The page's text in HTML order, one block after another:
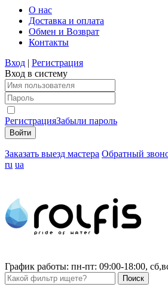
О нас
Доставка и оплата
Обмен и Возврат
Контакты
Вход | Регистрация
Вход в систему
РегистрацияЗабыли пароль
Заказать выезд мастера Обратный
ru ua
График работы: пн-пт: 09:00-18:00,